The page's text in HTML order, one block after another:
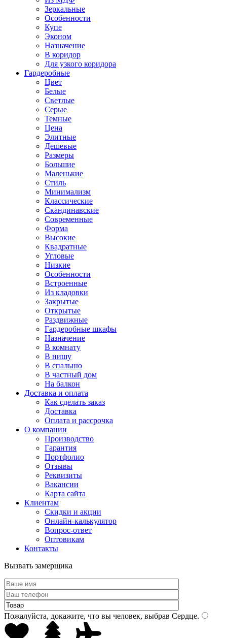
Зеркальные
Особенности
Купе
Эконом
Назначение
В коридор
Для узкого коридора
Гардеробные
Цвет
Белые
Светлые
Серые
Темные
Цена
Элитные
Дешевые
Размеры
Большие
Маленькие
Стиль
Минимализм
Классические
Скандинавские
Современные
Форма
Высокие
Квадратные
Угловые
Низкие
Особенности
Встроенные
Из кладовки
Закрытые
Открытые
Раздвижные
Гардеробные шкафы
Назначение
В комнату
В нишу
В спальню
В частный дом
На балкон
Доставка и оплата
Как сделать заказ
Доставка
Оплата и рассрочка
О компании
Производство
Гарантия
Портфолио
Отзывы
Реквизиты
Вакансии
Карта сайта
Клиентам
Скидки и акции
Онлайн-калькулятор
Вопрос-ответ
Оптовикам
Контакты
Вызвать замерщика
Пожалуйста, докажите, что вы человек, выбрав Сердце.